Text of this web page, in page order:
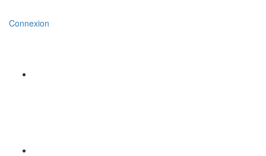
Connexion